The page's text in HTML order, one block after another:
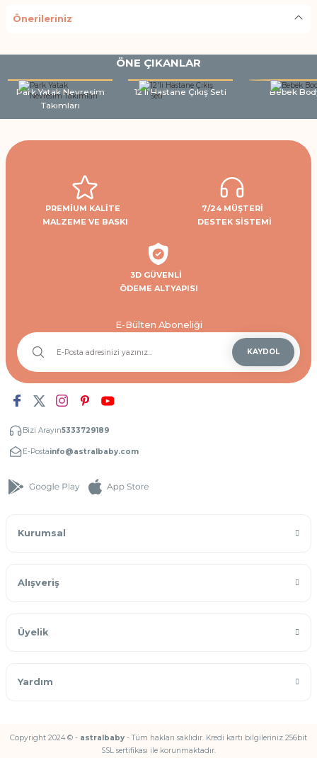
Önerileriniz
ÖNE ÇIKANLAR
Park Yatak Nevresim
Takımları
12'li Hastane Çıkış Seti Bebek
PREMİUM KALİTE
MALZEME VE BASKI
7/24 MÜŞTERİ
DESTEK SİSTEMİ
3D GÜVENLİ
ÖDEME ALTYAPISI
E-Bülten Aboneliği
KAYDOL
Bizi Arayın5333729189
E-Postainfo@astralbaby.com
Kurumsal
Alışveriş
Üyelik
Yardım
Copyright 2024 © - astralbaby - Tüm hakları saklıdır. Kredi kartı bilgileriniz 256bit
SSL sertifikası ile korunmaktadır.